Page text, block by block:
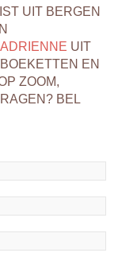
UIT BERGEN
UIT
EN
ZOOM,
BEL